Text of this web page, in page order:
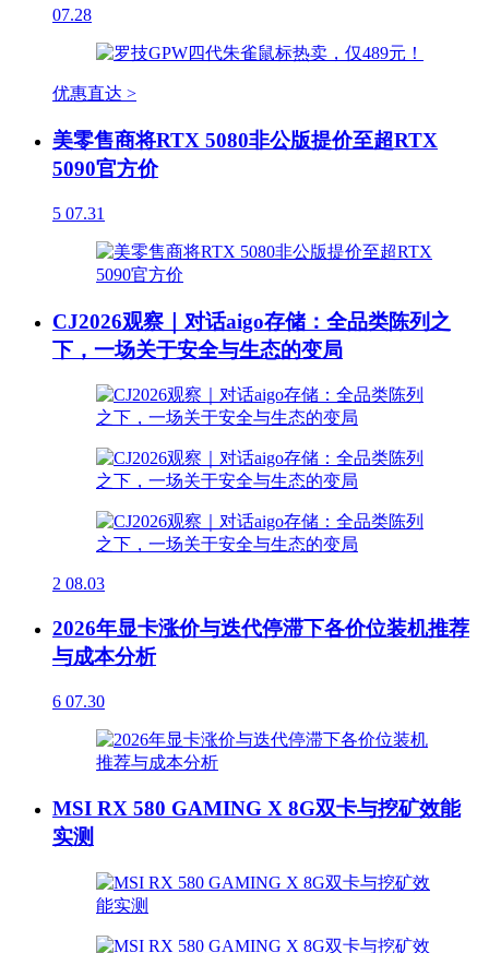
07.28
优惠直达 >
美零售商将RTX 5080非公版提价至超RTX
5090官方价
5 07.31
CJ2026观察｜对话aigo存储：全品类陈列之
下，一场关于安全与生态的变局
2 08.03
2026年显卡涨价与迭代停滞下各价位装机推荐
与成本分析
6 07.30
MSI RX 580 GAMING X 8G双卡与挖矿效能
实测